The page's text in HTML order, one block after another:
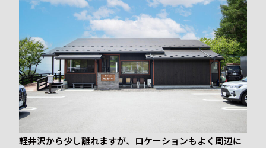
軽井沢から少し離れますが、ロケーションもよく周辺に